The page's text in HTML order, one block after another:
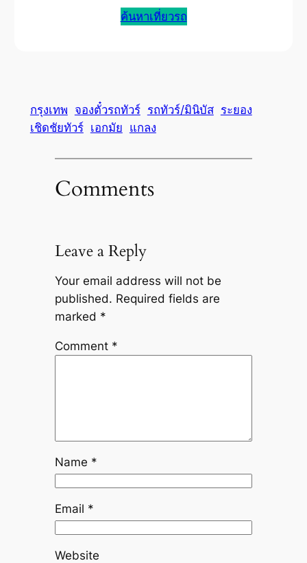
ค้นหาเที่ยวรถ
กรุงเทพ จองตั๋วรถทัวร์ รถทัวร์/มินิบัส ระยอง
เชิดชัยทัวร์ เอกมัย แกลง
Comments
Leave a Reply
Your email address will not be
published. Required fields are
marked *
Comment *
Name *
Email *
Website